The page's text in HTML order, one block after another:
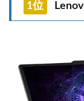
1位